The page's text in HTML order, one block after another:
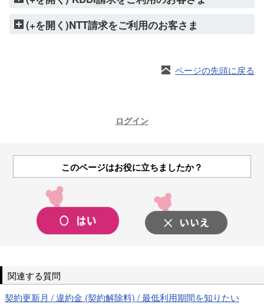
(+を開く)NTT請求をご利用のお客さま
ページの先頭に戻る
ログイン
このページはお役に立ちましたか？
関連する質問
契約更新月 / 違約金 (契約解除料) / 最低利用期間を知りたい